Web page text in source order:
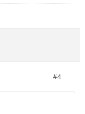
#4